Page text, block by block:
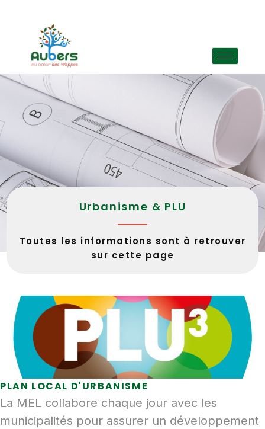
Urbanisme & PLU
Toutes les informations sont à retrouver
sur cette page
PLAN LOCAL D'URBANISME
La MEL collabore chaque jour avec les
municipalités pour assurer un développement